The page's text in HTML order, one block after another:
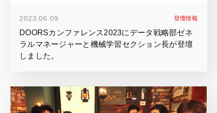
2023.06.09 登壇情報
DOORSカンファレンス2023にデータ戦略部ゼネ
ラルマネージャーと機械学習セクション長が登壇
しました。